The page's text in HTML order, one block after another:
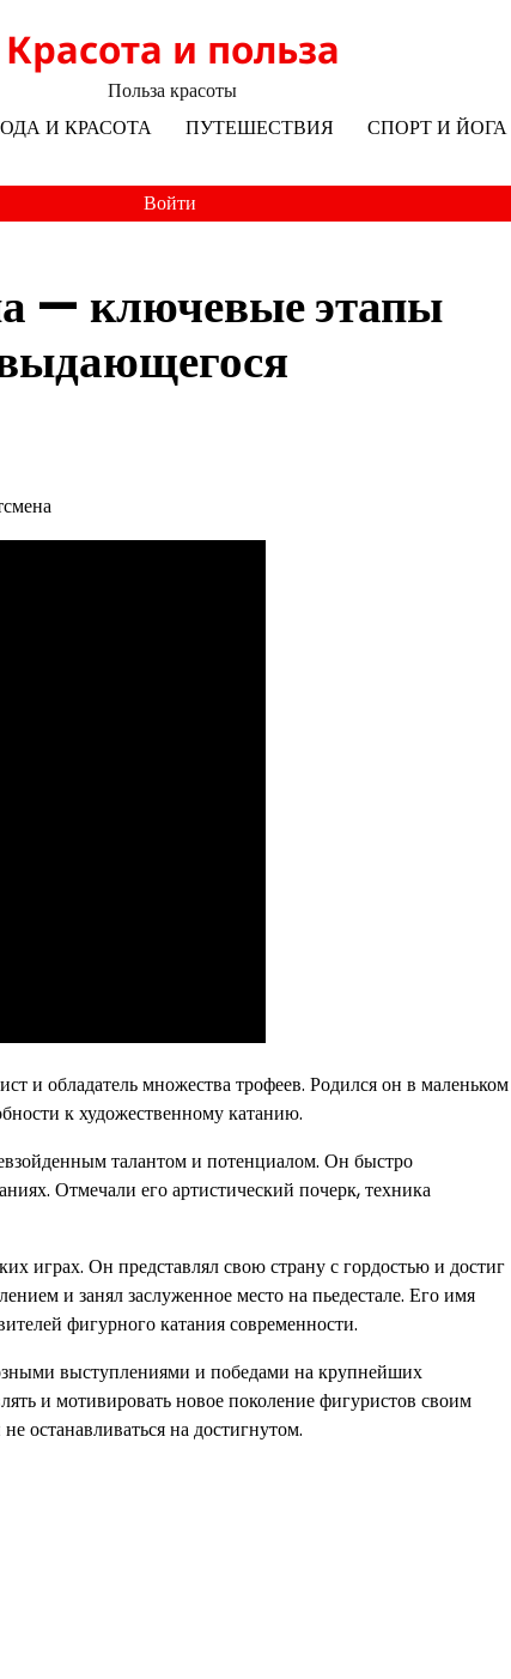
Красота и польза
Польза красоты
И КРАСОТА ПУТЕШЕСТВИЯ СПОРТ И ЙОГА
Войти
— ключевые этапы
и обладатель множества трофеев. Родился он в маленьком
к художественному катанию.
талантом и потенциалом. Он быстро
Отмечали его артистический почерк, техника
играх. Он представлял свою страну с гордостью и достиг
и занял заслуженное место на пьедестале. Его имя
фигурного катания современности.
выступлениями и победами на крупнейших
и мотивировать новое поколение фигуристов своим
останавливаться на достигнутом.